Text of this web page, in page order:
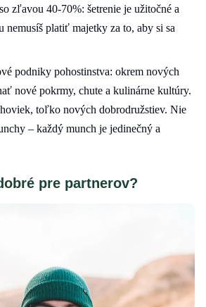
zľavou 40-70%: šetrenie je užitočné a
nemusíš platiť majetky za to, aby si sa
podniky pohostinstva: okrem nových
nové pokrmy, chute a kulinárne kultúry.
toľko nových dobrodružstiev. Nie
– každý munch je jedinečný a
pre partnerov?